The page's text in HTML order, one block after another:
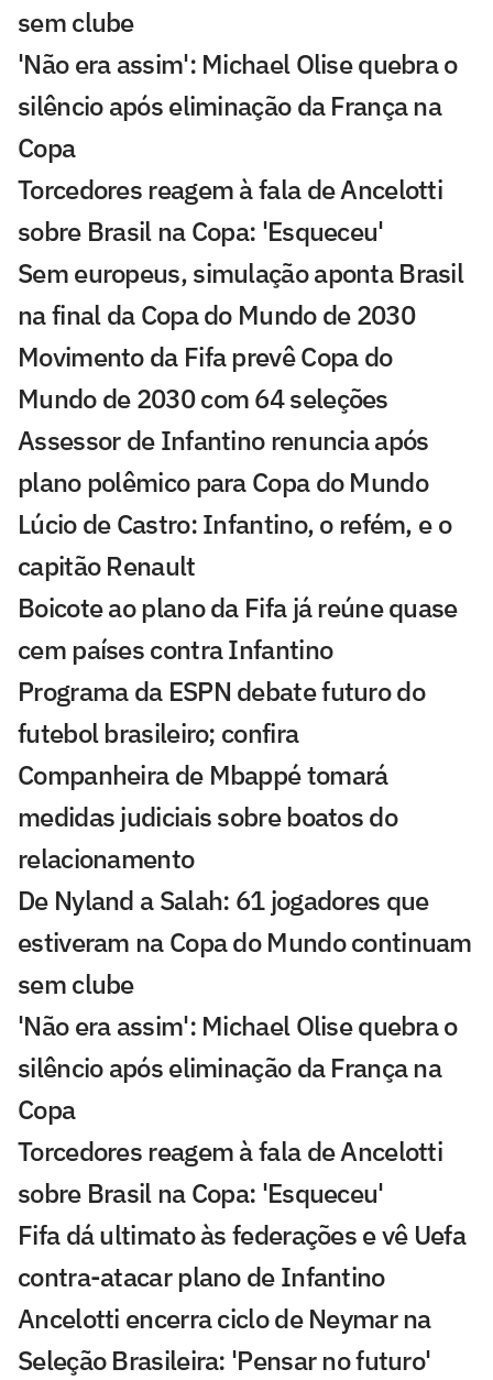
sem clube
'Não era assim': Michael Olise quebra o
silêncio após eliminação da França na
Copa
Torcedores reagem à fala de Ancelotti
sobre Brasil na Copa: 'Esqueceu'
Sem europeus, simulação aponta Brasil
na final da Copa do Mundo de 2030
Movimento da Fifa prevê Copa do
Mundo de 2030 com 64 seleções
Assessor de Infantino renuncia após
plano polêmico para Copa do Mundo
Lúcio de Castro: Infantino, o refém, e o
capitão Renault
Boicote ao plano da Fifa já reúne quase
cem países contra Infantino
Programa da ESPN debate futuro do
futebol brasileiro; confira
Companheira de Mbappé tomará
medidas judiciais sobre boatos do
relacionamento
De Nyland a Salah: 61 jogadores que
estiveram na Copa do Mundo continuam
sem clube
'Não era assim': Michael Olise quebra o
silêncio após eliminação da França na
Copa
Torcedores reagem à fala de Ancelotti
sobre Brasil na Copa: 'Esqueceu'
Fifa dá ultimato às federações e vê Uefa
contra-atacar plano de Infantino
Ancelotti encerra ciclo de Neymar na
Seleção Brasileira: 'Pensar no futuro'